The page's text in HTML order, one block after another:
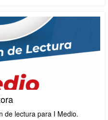
de lectura para I Medio.